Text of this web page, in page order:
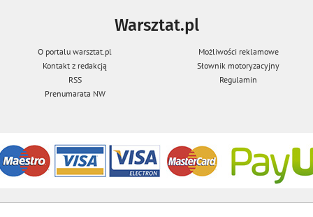
Warsztat.pl
O portalu warsztat.pl
Możliwości reklamowe
Kontakt z redakcją
Słownik motoryzacyjny
RSS
Regulamin
Prenumarata NW